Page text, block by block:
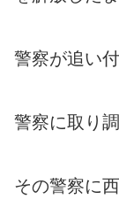
警察が追い
警察に取り
その警察に